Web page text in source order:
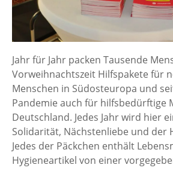
Jahr für Jahr packen Tausende
Vorweihnachtszeit Hilfspakete für
Menschen in Südosteuropa und
Pandemie auch für hilfsbedürftige
Deutschland. Jedes Jahr wird hier
Solidarität, Nächstenliebe und der
Jedes der Päckchen enthält
Hygieneartikel von einer